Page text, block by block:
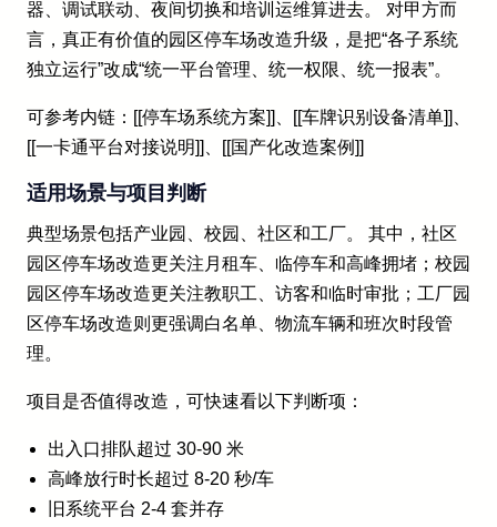
器、调试联动、夜间切换和培训运维算进去。 对甲方而
言，真正有价值的园区停车场改造升级，是把“各子系统
独立运行”改成“统一平台管理、统一权限、统一报表”。
可参考内链：[[停车场系统方案]]、[[车牌识别设备清单]]、
[[一卡通平台对接说明]]、[[国产化改造案例]]
适用场景与项目判断
典型场景包括产业园、校园、社区和工厂。 其中，社区
园区停车场改造更关注月租车、临停车和高峰拥堵；校园
园区停车场改造更关注教职工、访客和临时审批；工厂园
区停车场改造则更强调白名单、物流车辆和班次时段管
理。
项目是否值得改造，可快速看以下判断项：
出入口排队超过 30-90 米
高峰放行时长超过 8-20 秒/车
旧系统平台 2-4 套并存